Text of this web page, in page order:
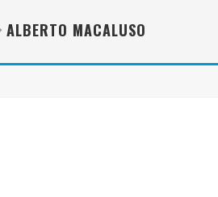
ALBERTO MACALUSO